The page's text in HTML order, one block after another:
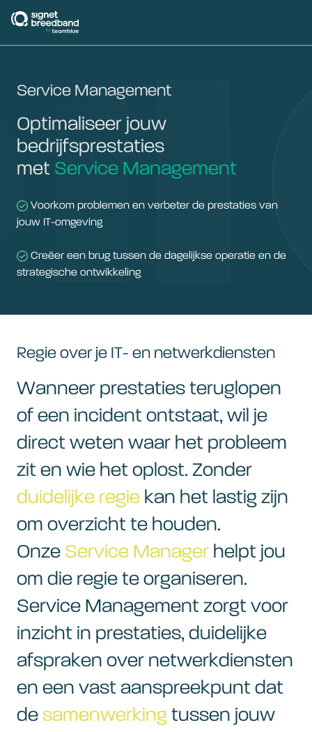
signetbreedband
Service Management
Optimaliseer jouw
bedrijfsprestaties
met Service Management
Voorkom problemen en verbeter de prestaties van
jouw IT-omgeving
Creëer een brug tussen de dagelijkse operatie en de
strategische ontwikkeling
Regie over je IT- en netwerkdiensten
Wanneer prestaties teruglopen
of een incident ontstaat, wil je
direct weten waar het probleem
zit en wie het oplost. Zonder
duidelijke regie kan het lastig zijn
om overzicht te houden.
Onze Service Manager helpt jou
om die regie te organiseren.
Service Management zorgt voor
inzicht in prestaties, duidelijke
afspraken over netwerkdiensten
en een vast aanspreekpunt dat
de samenwerking tussen jouw